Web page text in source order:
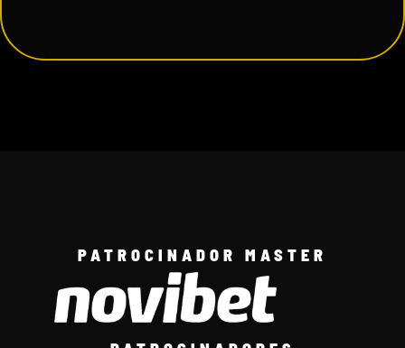
PATROCINADOR MASTER